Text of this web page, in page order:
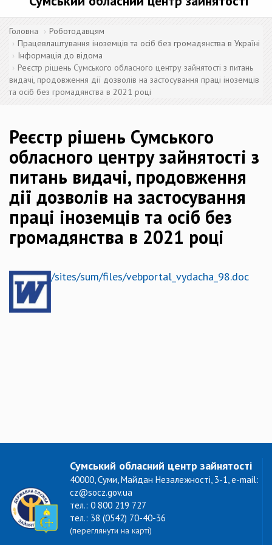
Головна
Роботодавцям
Працевлаштування іноземців та осіб без громадянства в Україні
Інформація до відома
Реєстр рішень Сумського обласного центру зайнятості з питань
видачі, продовження дії дозволів на застосування праці іноземців
та осіб без громадянства в 2021 році
Реєстр рішень Сумського
обласного центру зайнятості з
питань видачі, продовження
дії дозволів на застосування
праці іноземців та осіб без
громадянства в 2021 році
/sites/sum/files/vebportal_vydacha_98.doc
Сумський обласний центр зайнятості
40000, Суми, Майдан Незалежності, 3-1, e-mail:
cz@socz.gov.ua
тел.: 0 800 219 727
тел.: 38 (0542) 70-40-36
(переглянути на карті)